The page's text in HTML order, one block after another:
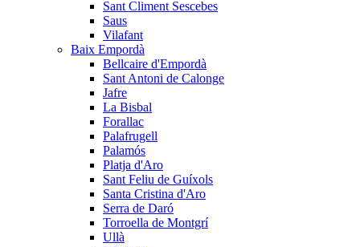
Sant Climent Sescebes
Saus
Vilafant
Baix Empordà
Bellcaire d'Empordà
Sant Antoni de Calonge
Jafre
La Bisbal
Forallac
Palafrugell
Palamós
Platja d'Aro
Sant Feliu de Guíxols
Santa Cristina d'Aro
Serra de Daró
Torroella de Montgrí
Ullà